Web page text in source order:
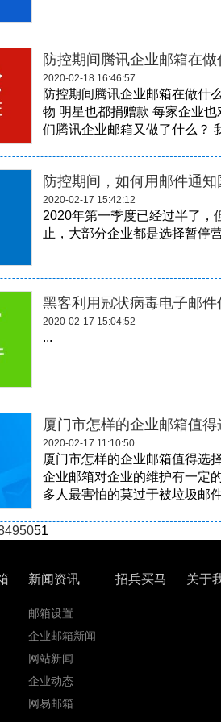
防控期间腾讯企业邮箱在做
2020-02-18 16:46:57
防控期间腾讯企业邮箱在做什
物 明星也都捐赠款 每家企业
们腾讯企业邮箱又做了什么？
防控期间，如何用邮件通
2020-02-17 15:42:12
2020年第一季度已经过半了，
止，大部分企业都是选择暂停
黑客利用冠状病毒电子邮
2020-02-17 15:04:52
...
厦门市怎样的企业邮箱值得
2020-02-17 11:10:50
厦门市怎样的企业邮箱值得选
企业邮箱对企业的维护有一定
多人最害怕的莫过于被垃圾邮
495051
新闻资讯
邮箱设置
企业邮箱新闻
网站新闻
企业动态
网易邮箱
招兵买马 关于